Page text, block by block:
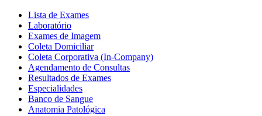
Lista de Exames
Laboratório
Exames de Imagem
Coleta Domiciliar
Coleta Corporativa (In-Company)
Agendamento de Consultas
Resultados de Exames
Especialidades
Banco de Sangue
Anatomia Patológica